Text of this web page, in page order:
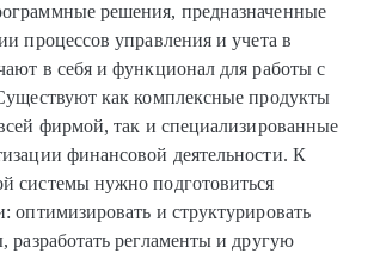
решения, предназначенные
процессов управления и учета в
в себя и функционал для работы с
как комплексные продукты
фирмой, так и специализированные
финансовой деятельности. К
системы нужно подготовиться
оптимизировать и структурировать
разработать регламенты и другую